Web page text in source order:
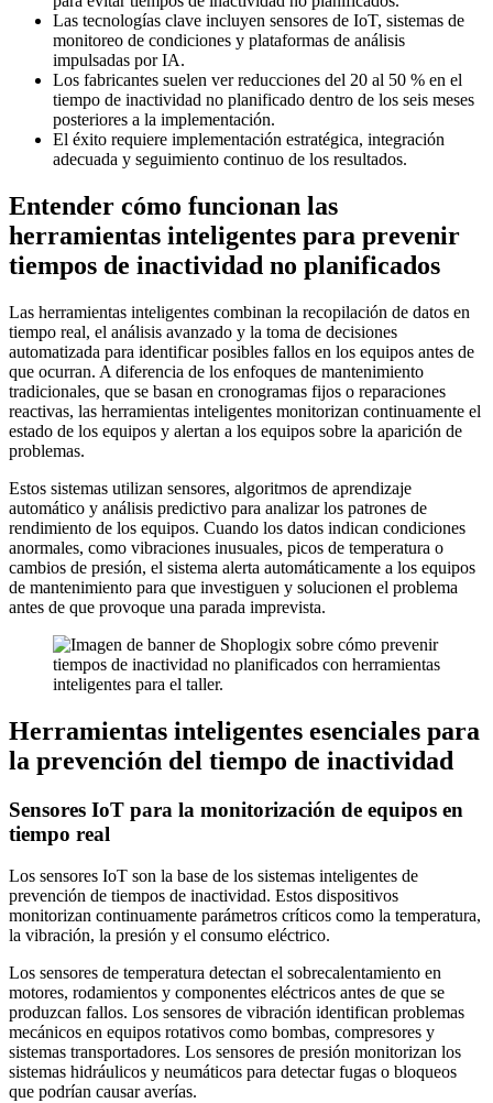
Las tecnologías clave incluyen sensores de IoT, sistemas de
monitoreo de condiciones y plataformas de análisis
impulsadas por IA.
Los fabricantes suelen ver reducciones del 20 al 50 % en el
tiempo de inactividad no planificado dentro de los seis meses
posteriores a la implementación.
El éxito requiere implementación estratégica, integración
adecuada y seguimiento continuo de los resultados.
Entender cómo funcionan las
herramientas inteligentes para prevenir
tiempos de inactividad no planificados
Las herramientas inteligentes combinan la recopilación de datos en
tiempo real, el análisis avanzado y la toma de decisiones
automatizada para identificar posibles fallos en los equipos antes de
que ocurran. A diferencia de los enfoques de mantenimiento
tradicionales, que se basan en cronogramas fijos o reparaciones
reactivas, las herramientas inteligentes monitorizan continuamente el
estado de los equipos y alertan a los equipos sobre la aparición de
problemas.
Estos sistemas utilizan sensores, algoritmos de aprendizaje
automático y análisis predictivo para analizar los patrones de
rendimiento de los equipos. Cuando los datos indican condiciones
anormales, como vibraciones inusuales, picos de temperatura o
cambios de presión, el sistema alerta automáticamente a los equipos
de mantenimiento para que investiguen y solucionen el problema
antes de que provoque una parada imprevista.
Herramientas inteligentes esenciales para
la prevención del tiempo de inactividad
Sensores IoT para la monitorización de equipos en
tiempo real
Los sensores IoT son la base de los sistemas inteligentes de
prevención de tiempos de inactividad. Estos dispositivos
monitorizan continuamente parámetros críticos como la temperatura,
la vibración, la presión y el consumo eléctrico.
Los sensores de temperatura detectan el sobrecalentamiento en
motores, rodamientos y componentes eléctricos antes de que se
produzcan fallos. Los sensores de vibración identifican problemas
mecánicos en equipos rotativos como bombas, compresores y
sistemas transportadores. Los sensores de presión monitorizan los
sistemas hidráulicos y neumáticos para detectar fugas o bloqueos
que podrían causar averías.